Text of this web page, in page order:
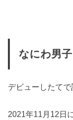
なにわ男子
デビューしたてで
2021年11月12日